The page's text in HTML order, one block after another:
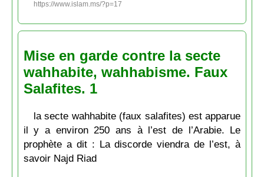
https://www.islam.ms/?p=17
Mise en garde contre la secte
wahhabite, wahhabisme. Faux
Salafites. 1
la secte wahhabite (faux salafites) est apparue
il y a environ 250 ans à l’est de l’Arabie. Le
prophète a dit : La discorde viendra de l’est, à
savoir Najd Riad